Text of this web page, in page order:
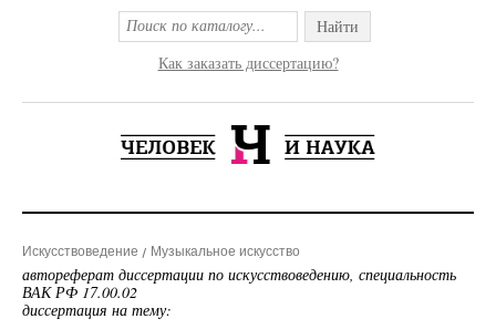
Найти
Как заказать диссертацию?
Искусствоведение Музыкальное искусство
автореферат диссертации по искусствоведению, специальность
ВАК РФ 17.00.02
диссертация на тему: